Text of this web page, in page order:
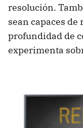
resolución.
sean capaces
profundidad de
experimenta